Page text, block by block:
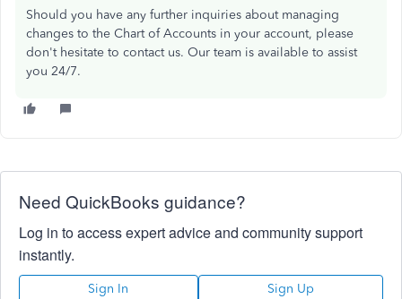
Should you have any further inquiries about managing
changes to the Chart of Accounts in your account, please
don't hesitate to contact us. Our team is available to assist
you 24/7.
Need QuickBooks guidance?
Log in to access expert advice and community support
instantly.
Sign In Sign Up